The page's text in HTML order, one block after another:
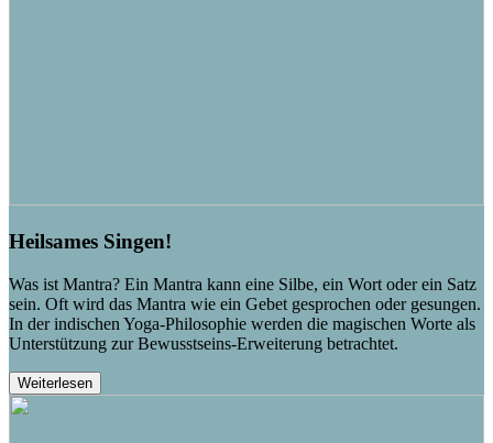
Heilsames Singen!
Was ist Mantra? Ein Mantra kann eine Silbe, ein Wort oder ein Satz
sein. Oft wird das Mantra wie ein Gebet gesprochen oder gesungen.
In der indischen Yoga-Philosophie werden die magischen Worte als
Unterstützung zur Bewusstseins-Erweiterung betrachtet.
Weiterlesen